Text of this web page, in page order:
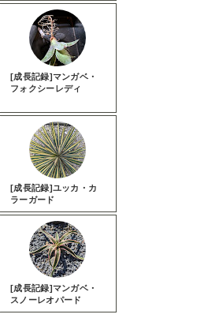
[成長記録]マンガベ・
フォクシーレディ
[成長記録]ユッカ・カ
ラーガード
[成長記録]マンガベ・
スノーレオパード